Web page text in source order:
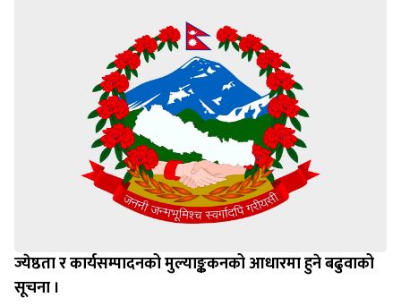
ज्येष्ठता र कार्यसम्पादनको मुल्याङ्ककनको आधारमा हुने बढुवाको
सूचना ।